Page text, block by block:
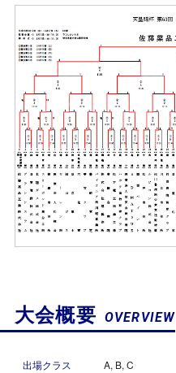
大会概要 OVERVIEW
出場クラス A, B, C